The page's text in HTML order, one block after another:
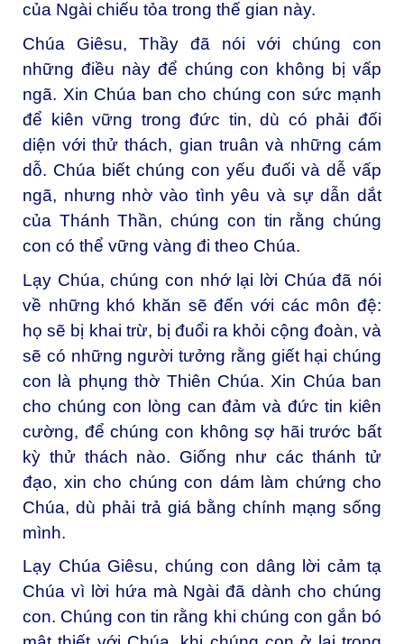
của Ngài chiếu tỏa trong thế gian này.
Chúa Giêsu, Thầy đã nói với chúng con
những điều này để chúng con không bị vấp
ngã. Xin Chúa ban cho chúng con sức mạnh
để kiên vững trong đức tin, dù có phải đối
diện với thử thách, gian truân và những cám
dỗ. Chúa biết chúng con yếu đuối và dễ vấp
ngã, nhưng nhờ vào tình yêu và sự dẫn dắt
của Thánh Thần, chúng con tin rằng chúng
con có thể vững vàng đi theo Chúa.
Lạy Chúa, chúng con nhớ lại lời Chúa đã nói
về những khó khăn sẽ đến với các môn đệ:
họ sẽ bị khai trừ, bị đuổi ra khỏi cộng đoàn, và
sẽ có những người tưởng rằng giết hại chúng
con là phụng thờ Thiên Chúa. Xin Chúa ban
cho chúng con lòng can đảm và đức tin kiên
cường, để chúng con không sợ hãi trước bất
kỳ thử thách nào. Giống như các thánh tử
đạo, xin cho chúng con dám làm chứng cho
Chúa, dù phải trả giá bằng chính mạng sống
mình.
Lạy Chúa Giêsu, chúng con dâng lời cảm tạ
Chúa vì lời hứa mà Ngài đã dành cho chúng
con. Chúng con tin rằng khi chúng con gắn bó